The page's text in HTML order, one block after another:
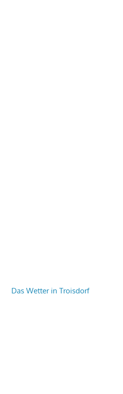
Das Wetter in Troisdorf